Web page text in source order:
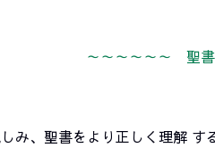
～～～～～～ 聖
み、聖書をより正しく理解